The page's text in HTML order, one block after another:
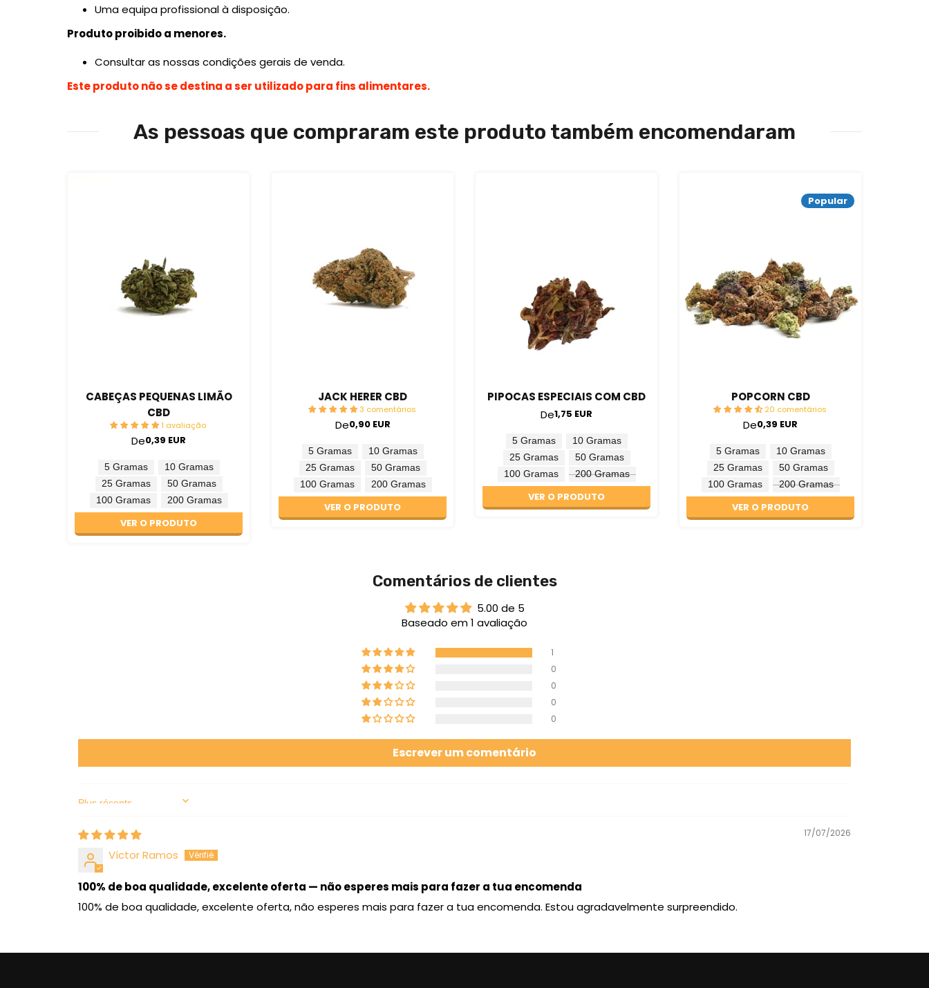
Uma equipa profissional à disposição.
Produto proibido a menores.
Consultar as nossas condições gerais de venda.
Este produto não se destina a ser utilizado para fins alimentares.
As pessoas que compraram este produto também encomendaram
CABEÇAS PEQUENAS LIMÃO
CBD
1 avaliação
De0,39 EUR
5 Gramas
10 Gramas
25 Gramas
50 Gramas
100 Gramas
200 Gramas
VER O PRODUTO
JACK HERER CBD
3 comentários
De0,90 EUR
5 Gramas
10 Gramas
25 Gramas
50 Gramas
100 Gramas
200 Gramas
VER O PRODUTO
PIPOCAS ESPECIAIS COM CBD
De1,75 EUR
5 Gramas
10 Gramas
25 Gramas
50 Gramas
100 Gramas
200 Gramas
VER O PRODUTO
Popular
POPCORN CBD
20 comentários
De0,39 EUR
5 Gramas
10 Gramas
25 Gramas
50 Gramas
100 Gramas
200 Gramas
VER O PRODUTO
Comentários de clientes
5.00 de 5
Baseado em 1 avaliação
1
0
0
0
0
Escrever um comentário
Sort by
17/07/2026
Víctor Ramos
100% de boa qualidade, excelente oferta — não esperes mais para fazer a tua encomenda
100% de boa qualidade, excelente oferta, não esperes mais para fazer a tua encomenda. Estou agradavelmente surpreendido.